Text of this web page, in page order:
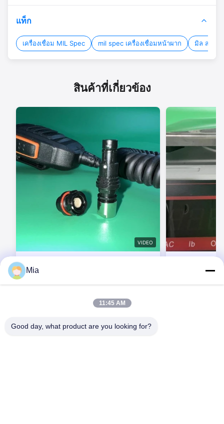
แท็ก
เครื่องเชื่อม MIL Spec mil spec เครื่องเชื่อมหน้าผาก มิล สเปค
สินค้าที่เกี่ยวข้อง
VIDEO
BEXKOM F ซีรี่ย์กลางแจ้ง Quick
Demating self-locking push pull ขนาด
BEXKOM A
Connector พร้
Mia
11:45 AM
Good day, what product are you looking for?